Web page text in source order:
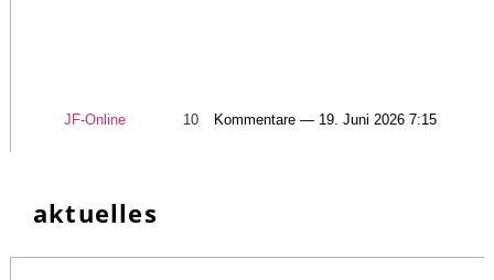
JF-Online 10 Kommentare — 19. Juni 2026 7:15
aktuelles